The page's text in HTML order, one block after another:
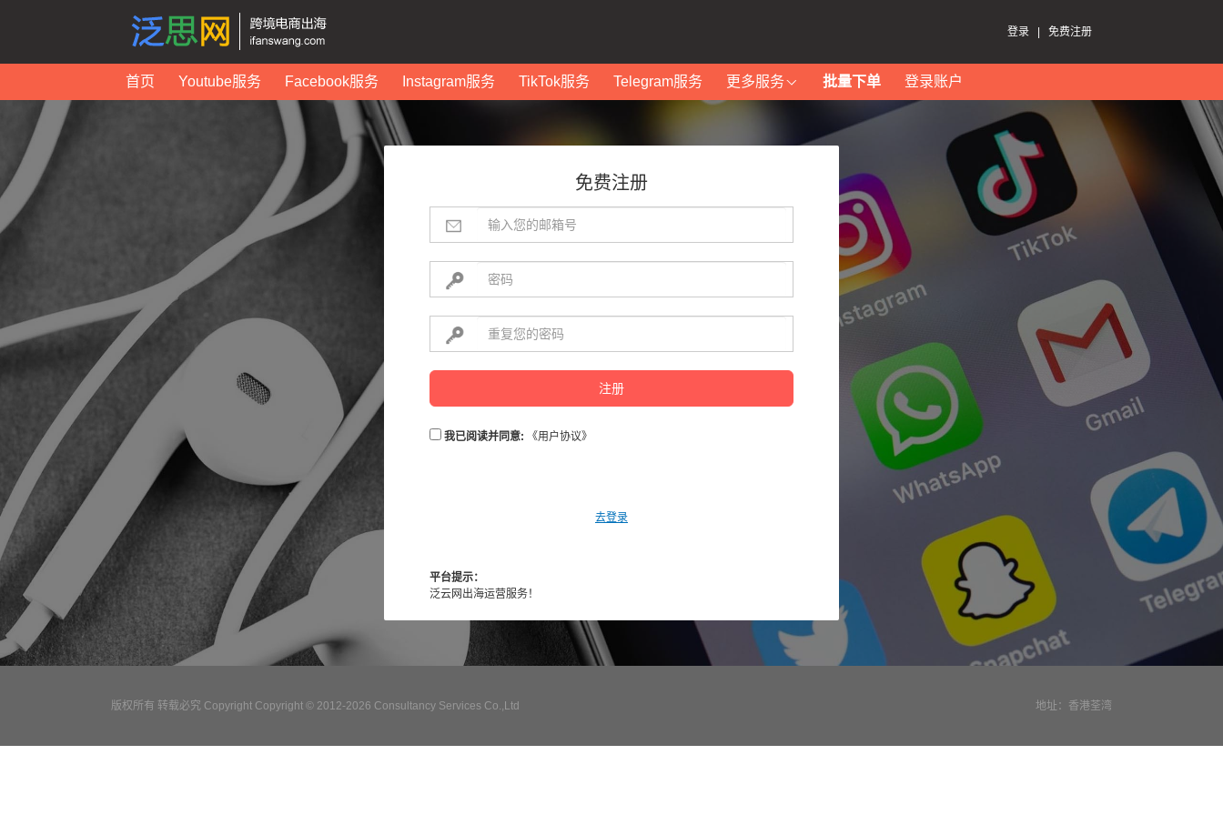
登录 免费注册
首页 Youtube服务 Facebook服务 Instagram服务 TikTok服务 Telegram服务 更多服务 批量下单 登录账户
免费注册
注册
我已阅读并同意: 《用户协议》
去登录
平台提示：
泛云网出海运营服务！
地址：香港荃湾
版权所有 转载必究 Copyright Copyright © 2012-2026 Consultancy Services Co.,Ltd